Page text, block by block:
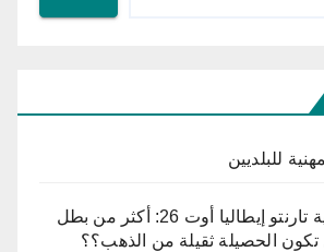
للبلديين
الألعاب المتوسطية تارنتو إيطاليا أوت 26: أكثر من بطل
الحصيلة ثقيلة من الذهب؟؟